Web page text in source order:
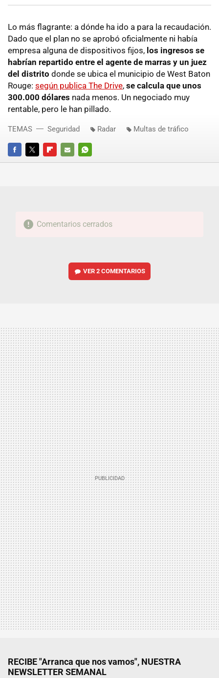
Lo más flagrante: a dónde ha ido a para la recaudación.
Dado que el plan no se aprobó oficialmente ni había
empresa alguna de dispositivos fijos, los ingresos se
habrían repartido entre el agente de marras y un juez
del distrito donde se ubica el municipio de West Baton
Rouge: según publica The Drive, se calcula que unos
300.000 dólares nada menos. Un negociado muy
rentable, pero le han pillado.
FACEBOOKTWITTERFLIPBOARD
E-
WHATSAPP
TEMAS Seguridad Radar Multas de tráfico
Comentarios cerrados
VER2 COMENTARIOS
RECIBE "Arranca que nos vamos", NUESTRA
NEWSLETTER SEMANAL